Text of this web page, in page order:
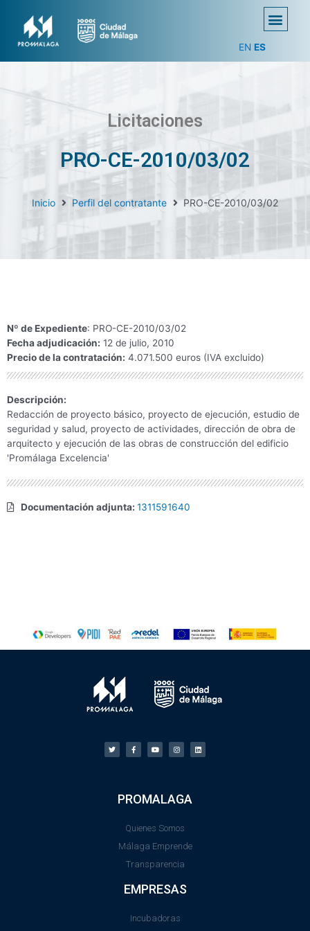
EN ES
Licitaciones
PRO-CE-2010/03/02
Inicio Perfil del contratante PRO-CE-2010/03/02
Nº de Expediente: PRO-CE-2010/03/02
Fecha adjudicación: 12 de julio, 2010
Precio de la contratación: 4.071.500 euros (IVA excluido)
Descripción:
Redacción de proyecto básico, proyecto de ejecución, estudio de
seguridad y salud, proyecto de actividades, dirección de obra de
arquitecto y ejecución de las obras de construcción del edificio
'Promálaga Excelencia'
Documentación adjunta: 1311591640
PROMALAGA
Quienes Somos
Málaga Emprende
Transparencia
EMPRESAS
Incubadoras